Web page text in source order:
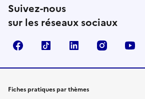
Suivez-nous
sur les réseaux sociaux
FacebookTikTok LinkedIn Instagram
Fiches pratiques par thèmes